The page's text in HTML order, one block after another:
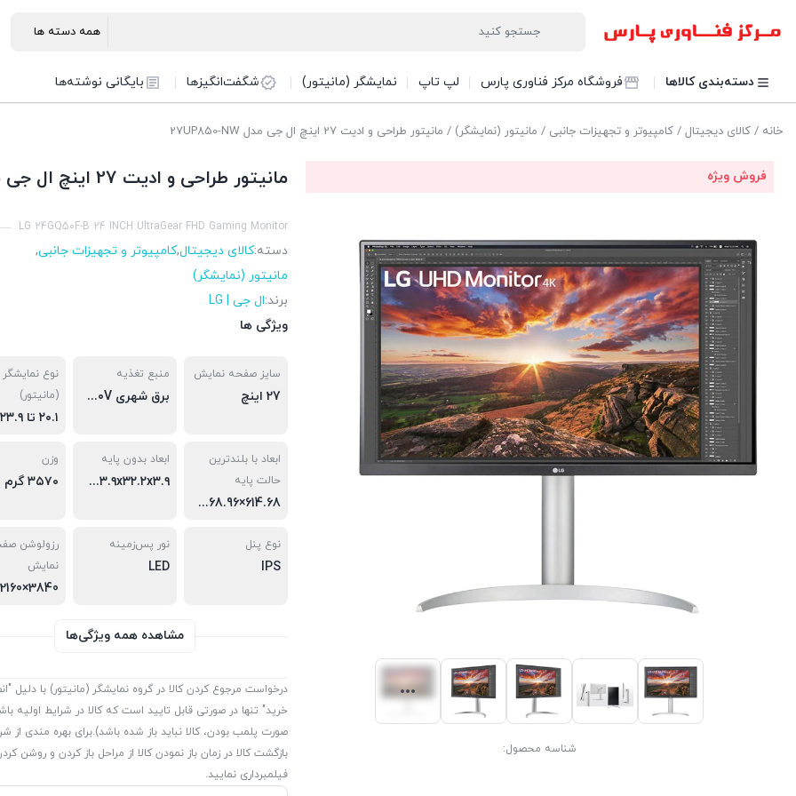
دسته‌بندی کالاها فروشگاه مرکز فناوری پارس لپ تاپ نمایشگر (مانیتور) شگفت‌انگیزها بایگانی نوشته‌ها
خانه / کالای دیجیتال / کامپیوتر و تجهیزات جانبی / مانیتور (نمایشگر) / مانیتور طراحی و ادیت 27 اینچ ال جی مدل 27UP850-NW
فروش ویژه
شناسه محصول:
مانیتور طراحی و ادیت 27 اینچ ال جی مدل 27UP850-NW
LG 24GQ50F-B 24 INCH UltraGear FHD Gaming Monitor
دسته:کالای دیجیتال,کامپیوتر و تجهیزات جانبی,
مانیتور (نمایشگر)
برند:ال جی | LG
ویژگی ها
سایز صفحه نمایش
27 اینچ
منبع تغذیه
برق شهری ۱۰۰V~۲۴۰V
نوع نمایشگر
(مانیتور)
ابعاد با بلندترین
حالت پایه
614.68×568.96×238.76 میلی متر
ابعاد بدون پایه
۵۳.۹x۳۲.۲x۳.۹ سانتی‌متر
وزن
۳۵۷۰ گرم
نوع پنل
IPS
نور پس‌زمینه
LED
رزولوشن
نمایش
مشاهده همه ویژگی‌ها
درخواست مرجوع کردن کالا در گروه نمایشگر (مانیتور) با دلیل
خرید" تنها در صورتی قابل تایید است که کالا در شرایط اولیه
صورت پلمب بودن، کالا نباید باز شده باشد).برای بهره مندی از
بازگشت کالا در زمان باز نمودن کالا از مراحل باز کردن و روشن
فیلمبرداری نمایید.